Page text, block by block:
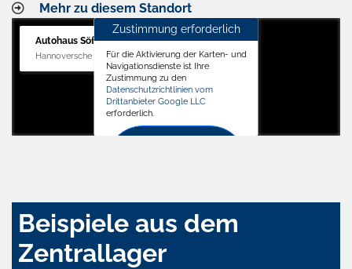
Mehr zu diesem Standort
Autohaus Söffker GmbH
Hannoversche Str. 34, 31688 Nienstädt
Zustimmung erforderlich
Für die Aktivierung der Karten- und
Navigationsdienste ist Ihre
Zustimmung zu den
Datenschutzrichtlinien vom
Drittanbieter Google LLC
erforderlich.
Beispiele aus dem
Zentrallager